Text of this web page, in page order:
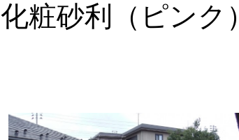
化粧砂利（ピンク）